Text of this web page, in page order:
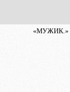
«МУЖИК.»